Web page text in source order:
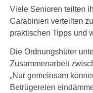
Viele Senioren teilten
Carabinieri verteilten
praktischen Tipps und
Die Ordnungshüter
Zusammenarbeit
„Nur gemeinsam
Betrügereien